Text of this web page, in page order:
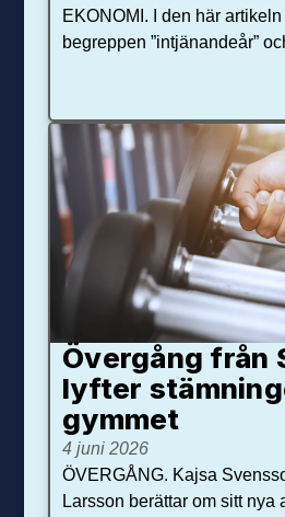
EKONOMI. I den här
begreppen ”intjänandeår”
Övergång från
lyfter
gymmet
4 juni 2026
ÖVERGÅNG. Kajsa
Larsson berättar om sitt nya